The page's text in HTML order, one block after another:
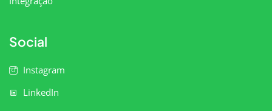
Social
Instagram
LinkedIn